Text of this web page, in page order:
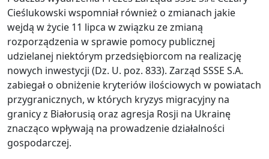
Cieślukowski wspomniał również o zmianach jakie
wejdą w życie 11 lipca w związku ze zmianą
rozporządzenia w sprawie pomocy publicznej
udzielanej niektórym przedsiębiorcom na realizację
nowych inwestycji (Dz. U. poz. 833). Zarząd SSSE S.A.
zabiegał o obniżenie kryteriów ilościowych w powiatach
przygranicznych, w których kryzys migracyjny na
granicy z Białorusią oraz agresja Rosji na Ukrainę
znacząco wpływają na prowadzenie działalności
gospodarczej.